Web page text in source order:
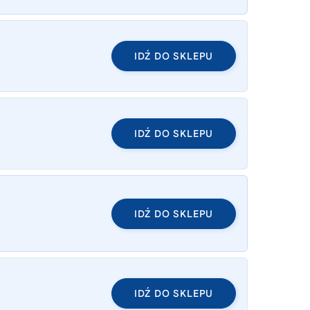
IDŹ DO SKLEPU
IDŹ DO SKLEPU
IDŹ DO SKLEPU
IDŹ DO SKLEPU